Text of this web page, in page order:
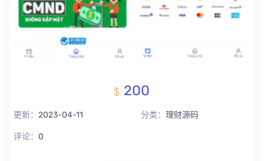
200
更新： 2023-04-11 分类： 理财源码
评论： 0